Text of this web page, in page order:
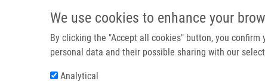
We use cookies to enhance your
By clicking the "Accept all cookies" button, you
personal data and their possible sharing with our
Analytical